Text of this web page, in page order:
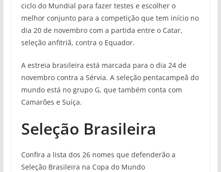
ciclo do Mundial para fazer testes e escolher o
melhor conjunto para a competição que tem início no
dia 20 de novembro com a partida entre o Catar,
seleção anfitriã, contra o Equador.
A estreia brasileira está marcada para o dia 24 de
novembro contra a Sérvia. A seleção pentacampeã do
mundo está no grupo G, que também conta com
Camarões e Suíça.
Seleção Brasileira
Confira a lista dos 26 nomes que defenderão a
Seleção Brasileira na Copa do Mundo